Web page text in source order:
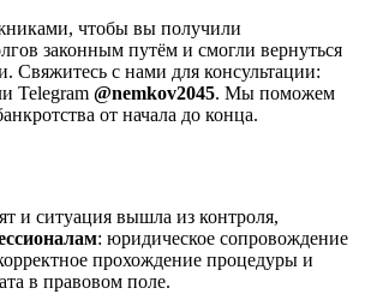
чтобы вы получили
законным путём и смогли вернуться
Свяжитесь с нами для консультации:
Telegram @nemkov2045. Мы поможем
от начала до конца.
и ситуация вышла из контроля,
: юридическое сопровождение
прохождение процедуры и
в правовом поле.